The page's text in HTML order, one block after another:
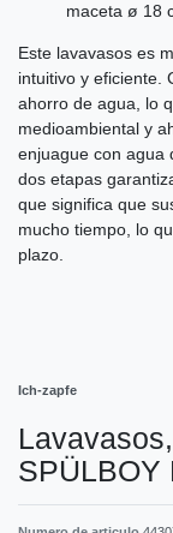
maceta ø 18
Este lavavasos es
intuitivo y eficiente.
ahorro de agua, lo
medioambiental y
enjuague con agua
dos etapas
que significa que
mucho tiempo, lo
plazo.
Ich-zapfe
SPÜLBOY